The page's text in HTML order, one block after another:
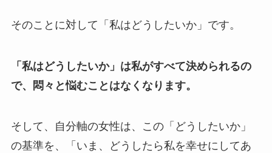
そのことに対して「私はどうしたいか」です。
「私はどうしたいか」は私がすべて決められるの
で、悶々と悩むことはなくなります。
そして、自分軸の女性は、この「どうしたいか」
の基準を、「いま、どうしたら私を幸せにしてあ